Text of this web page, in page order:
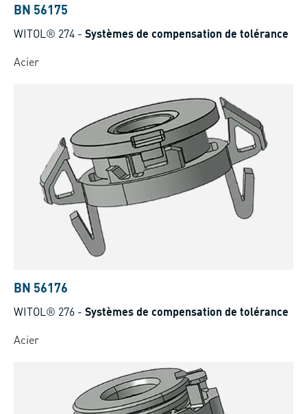
BN 56175
WITOL® 274 - Systèmes de compensation de tolérance
Acier
BN 56176
WITOL® 276 - Systèmes de compensation de tolérance
Acier